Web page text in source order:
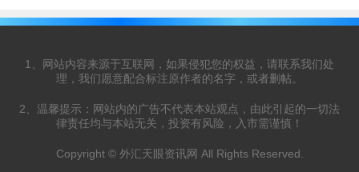
1、网站内容来源于互联网，如果侵犯您的权益，请联系我们处
理，我们愿意配合标注原作者的名字，或者删帖。
2、温馨提示：网站内的广告不代表本站观点，由此引起的一切法
律责任均与本站无关，投资有风险，入市需谨慎！
Copyright © 外汇天眼资讯网 All Rights Reserved.